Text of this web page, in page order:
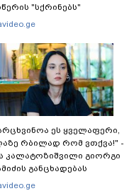
"სქრინებს"
ეს ყვე­ლა­ფე­რი,
რბი­ლად რომ ვთქვა!" -
კალატოზიშვილი გიორგი
განცხადებას